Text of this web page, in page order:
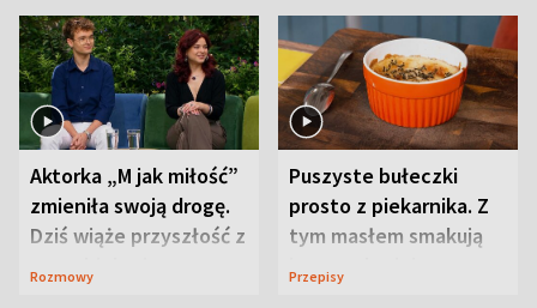
Aktorka „M jak miłość”
zmieniła swoją drogę.
Dziś wiąże przyszłość z
neurobiologią
Rozmowy
Puszyste bułeczki
prosto z piekarnika. Z
tym masłem smakują
jeszcze lepiej
Przepisy